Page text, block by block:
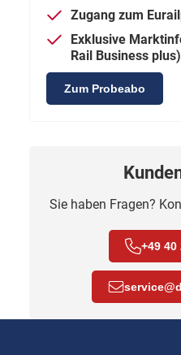
Zugang zum
Exklusive
Rail Business plus)
Zum Probeabo
Sie haben Fragen?
+49 40
service@